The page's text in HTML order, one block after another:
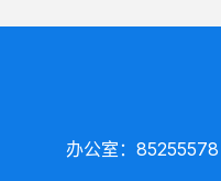
办公室：85255578